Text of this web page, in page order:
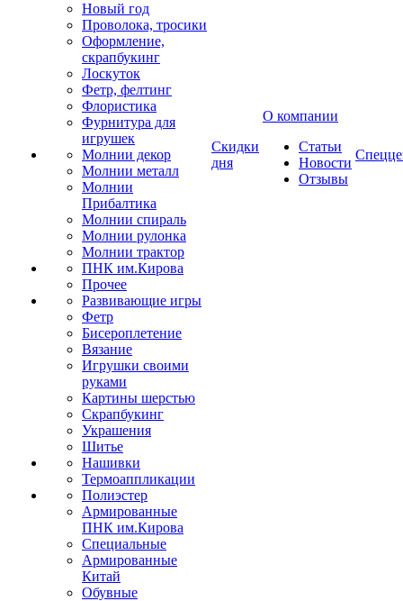
Новый год
Проволока, тросики
Оформление,
скрапбукинг
Лоскуток
Фетр, фелтинг
Флористика
Фурнитура для
игрушек
Молнии декор
Молнии металл
Молнии
Прибалтика
Молнии спираль
Молнии рулонка
Молнии трактор
ПНК им.Кирова
Прочее
Развивающие игры
Фетр
Бисероплетение
Вязание
Игрушки своими
руками
Картины шерстью
Скрапбукинг
Украшения
Шитье
Нашивки
Термоаппликации
Полиэстер
Армированные
ПНК им.Кирова
Специальные
Армированные
Китай
Обувные
Скидки
дня
О компании
Статьи
Новости
Отзывы